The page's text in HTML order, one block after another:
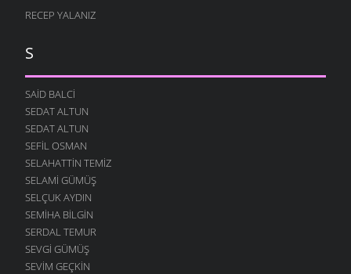
RECEP YALANIZ
S
SAID BALCI
SEDAT ALTUN
SEDAT ALTUN
SEFIL OSMAN
SELAHATTIN TEMIZ
SELAMI GÜMÜŞ
SELÇUK AYDIN
SEMIHA BILGIN
SERDAL TEMUR
SEVGI GÜMÜŞ
SEVIM GEÇKIN